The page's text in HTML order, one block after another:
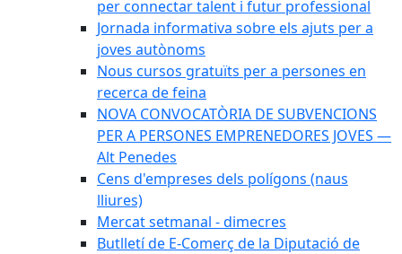
per connectar talent i futur professional
Jornada informativa sobre els ajuts per a
joves autònoms
Nous cursos gratuïts per a persones en
recerca de feina
NOVA CONVOCATÒRIA DE SUBVENCIONS
PER A PERSONES EMPRENEDORES JOVES —
Alt Penedes
Cens d'empreses dels polígons (naus
lliures)
Mercat setmanal - dimecres
Butlletí de E-Comerç de la Diputació de